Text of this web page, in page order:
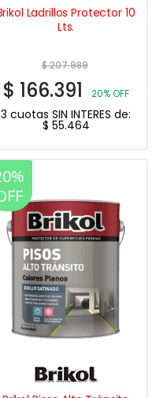
Ladrillos Protector 10
Lts.
$207.989
$ 166.391 20% OFF
3 cuotas SIN INTERES de:
$ 55.464